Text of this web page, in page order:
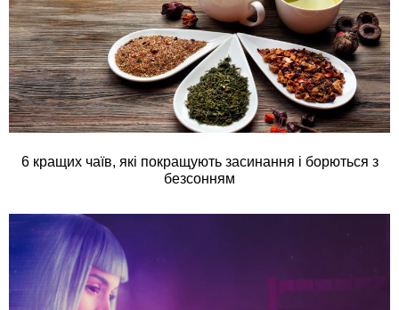
6 кращих чаїв, які покращують засинання і борються з
безсонням